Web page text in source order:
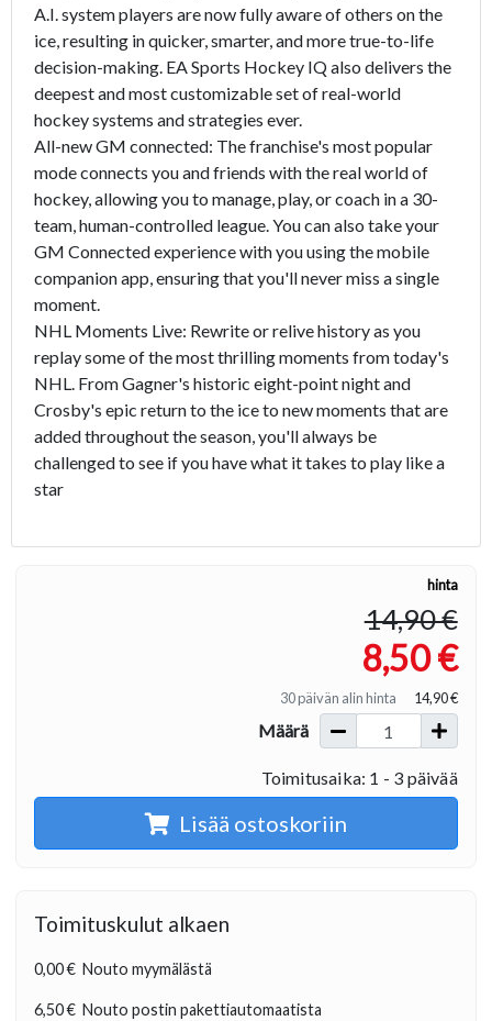
A.I. system players are now fully aware of others on the
ice, resulting in quicker, smarter, and more true-to-life
decision-making. EA Sports Hockey IQ also delivers the
deepest and most customizable set of real-world
hockey systems and strategies ever.
All-new GM connected: The franchise's most popular
mode connects you and friends with the real world of
hockey, allowing you to manage, play, or coach in a 30-
team, human-controlled league. You can also take your
GM Connected experience with you using the mobile
companion app, ensuring that you'll never miss a single
moment.
NHL Moments Live: Rewrite or relive history as you
replay some of the most thrilling moments from today's
NHL. From Gagner's historic eight-point night and
Crosby's epic return to the ice to new moments that are
added throughout the season, you'll always be
challenged to see if you have what it takes to play like a
star
hinta
14,90 €
8,50 €
30 päivän alin hinta 14,90 €
Määrä
Toimitusaika: 1 - 3 päivää
Lisää ostoskoriin
Toimituskulut alkaen
0,00 € Nouto myymälästä
6,50 € Nouto postin pakettiautomaatista